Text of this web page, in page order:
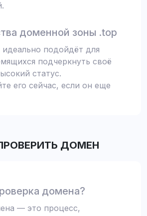
доменной зоны .top
подойдёт для
подчеркнуть своё
статус.
его сейчас, если он еще
ДОМЕН
домена?
— это процесс,